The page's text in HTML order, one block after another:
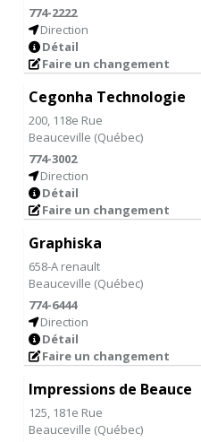
774-2222
Direction
Détail
Faire un changement
Cegonha Technologie
200, 118e Rue
Beauceville (Québec)
774-3002
Direction
Détail
Faire un changement
Graphiska
658-A renault
Beauceville (Québec)
774-6444
Direction
Détail
Faire un changement
Impressions de Beauce
125, 181e Rue
Beauceville (Québec)